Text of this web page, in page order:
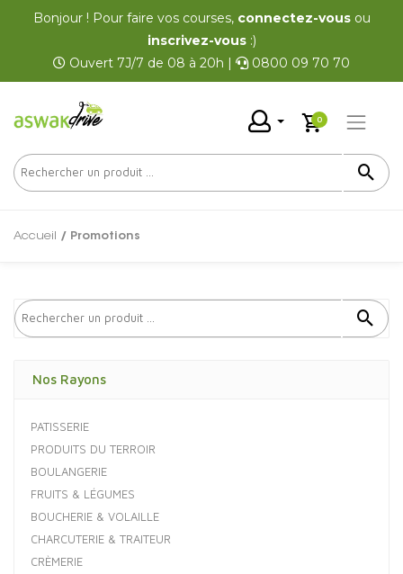
Bonjour ! Pour faire vos courses, connectez-vousou
inscrivez-vous:)
Ouvert 7J/7 de 08 à 20h |
0800 09 70 70
0
Accueil / Promotions
Nos Rayons
PATISSERIE
PRODUITS DU TERROIR
BOULANGERIE
FRUITS & LÉGUMES
BOUCHERIE & VOLAILLE
CHARCUTERIE & TRAITEUR
CRÈMERIE